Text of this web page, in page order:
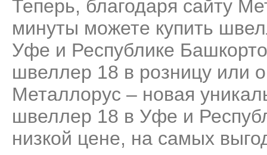
Теперь, благодаря сайту
минуты можете купить
Уфе и Республике
швеллер 18 в розницу или
Металлорус – новая
швеллер 18 в Уфе и
низкой цене, на самых